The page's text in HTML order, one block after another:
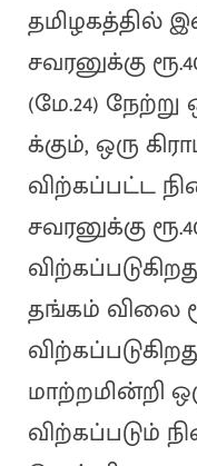
தமிழகத்தில்
சவரனுக்கு
(மே.24) நேற்று
க்கும், ஒரு
விற்கப்பட்ட
சவரனுக்கு
தங்கம் விலை
மாற்றமின்றி
விற்கப்படும்